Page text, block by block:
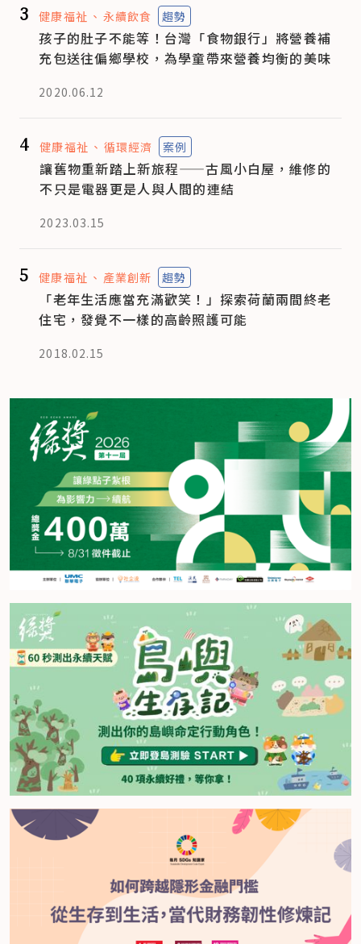
3 健康福祉 永續飲食 趨勢
孩子的肚子不能等！台灣「食物銀行」將營養補
充包送往偏鄉學校，為學童帶來營養均衡的美味
2020.06.12
4 健康福祉 循環經濟 案例
讓舊物重新踏上新旅程——古風小白屋，維修的
不只是電器更是人與人間的連結
2023.03.15
5 健康福祉 產業創新 趨勢
「老年生活應當充滿歡笑！」探索荷蘭兩間終老
住宅，發覺不一樣的高齡照護可能
2018.02.15